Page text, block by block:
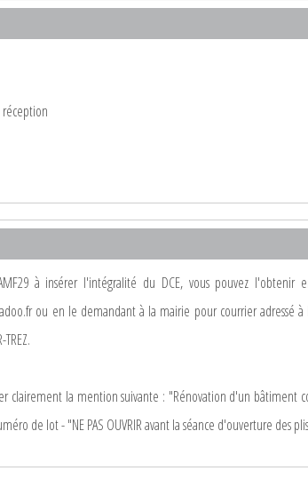
réception
à insérer l'intégralité du DCE, vous pouvez l'obtenir
ou en le demandant à la mairie pour courrier adressé
clairement la mention suivante : "Rénovation d'un bâtiment
de lot - "NE PAS OUVRIR avant la séance d'ouverture des